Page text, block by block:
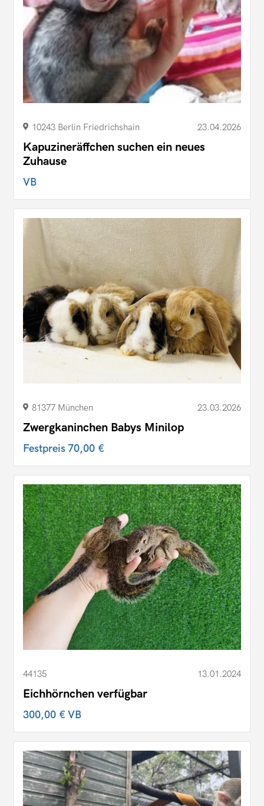
10243 Berlin Friedrichshain 23.04.2026
Kapuzineräffchen suchen ein neues
Zuhause
VB
81377 München 23.03.2026
Zwergkaninchen Babys Minilop
Festpreis70,00 €
44135 13.01.2024
Eichhörnchen verfügbar
300,00 €VB